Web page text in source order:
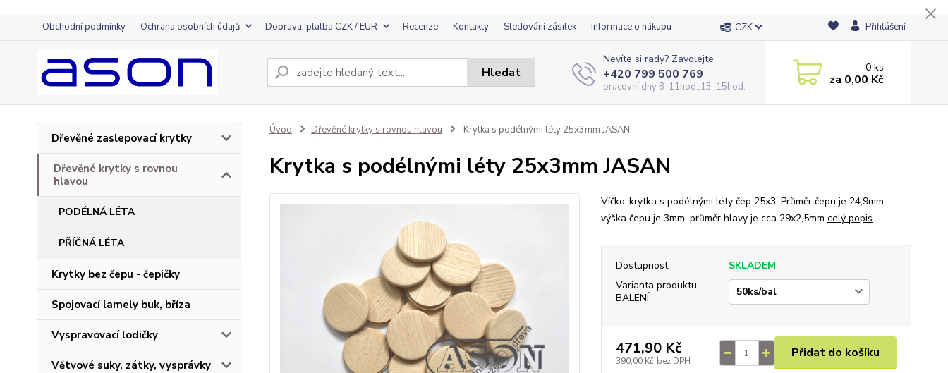
Obchodní podmínky Ochrana osobních údajů Doprava, platba CZK / EUR Recenze Kontakty Sledování zásilek Informace o nákupu CZK Přihlášení
Hledat
Nevíte si rady? Zavolejte.
+420 799 500 769
pracovní dny 8-11hod.,13-15hod.
0ks
za 0,00 Kč
Dřevěné zaslepovací krytky
Dřevěné krytky s rovnou
hlavou
PODÉLNÁ LÉTA
PŘÍČNÁ LÉTA
Krytky bez čepu - čepičky
Spojovací lamely buk, bříza
Vyspravovací lodičky
Větvové suky, zátky, vysprávky
Úvod Dřevěné krytky s rovnou hlavou Krytka s podélnými léty 25x3mm JASAN
Krytka s podélnými léty 25x3mm JASAN
Víčko-krytka s podélnými léty čep 25x3. Průměr čepu je 24,9mm,
výška čepu je 3mm, průměr hlavy je cca 29x2,5mm celý popis
Dostupnost
SKLADEM
Varianta produktu -
BALENÍ
471,90 Kč
390,00 Kč bez DPH
Přidat do košíku